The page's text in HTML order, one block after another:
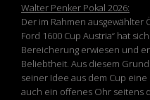
Walter Penker Pokal 2026:
Der im Rahmen ausgewählter
Ford 1600 Cup Austria“ hat
Bereicherung erwiesen und
Beliebtheit. Aus diesem
seiner Idee aus dem Cup
auch ein offenes Ohr seitens